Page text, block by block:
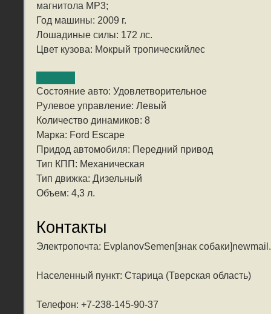
магнитола MP3;
Год машины: 2009 г.
Лошадиные силы: 172 лс.
Цвет кузова: Мокрый тропическийлес
Состояние авто: Удовлетворительное
Рулевое управление: Левый
Количество динамиков: 8
Марка: Ford Escape
Придод автомобиля: Передний привод
Тип КПП: Механическая
Тип движка: Дизельный
Объем: 4,3 л.
Контакты
Электропочта: EvplanovSemen[знак
Населенный пункт: Старица (Тверская область)
Телефон: +7-238-145-90-37